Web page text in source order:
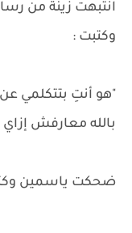
انتبهت زينة من
وكتبت :
"هو أنتِ بتتكلمي
بالله معارفش
ضحكت ياسمين